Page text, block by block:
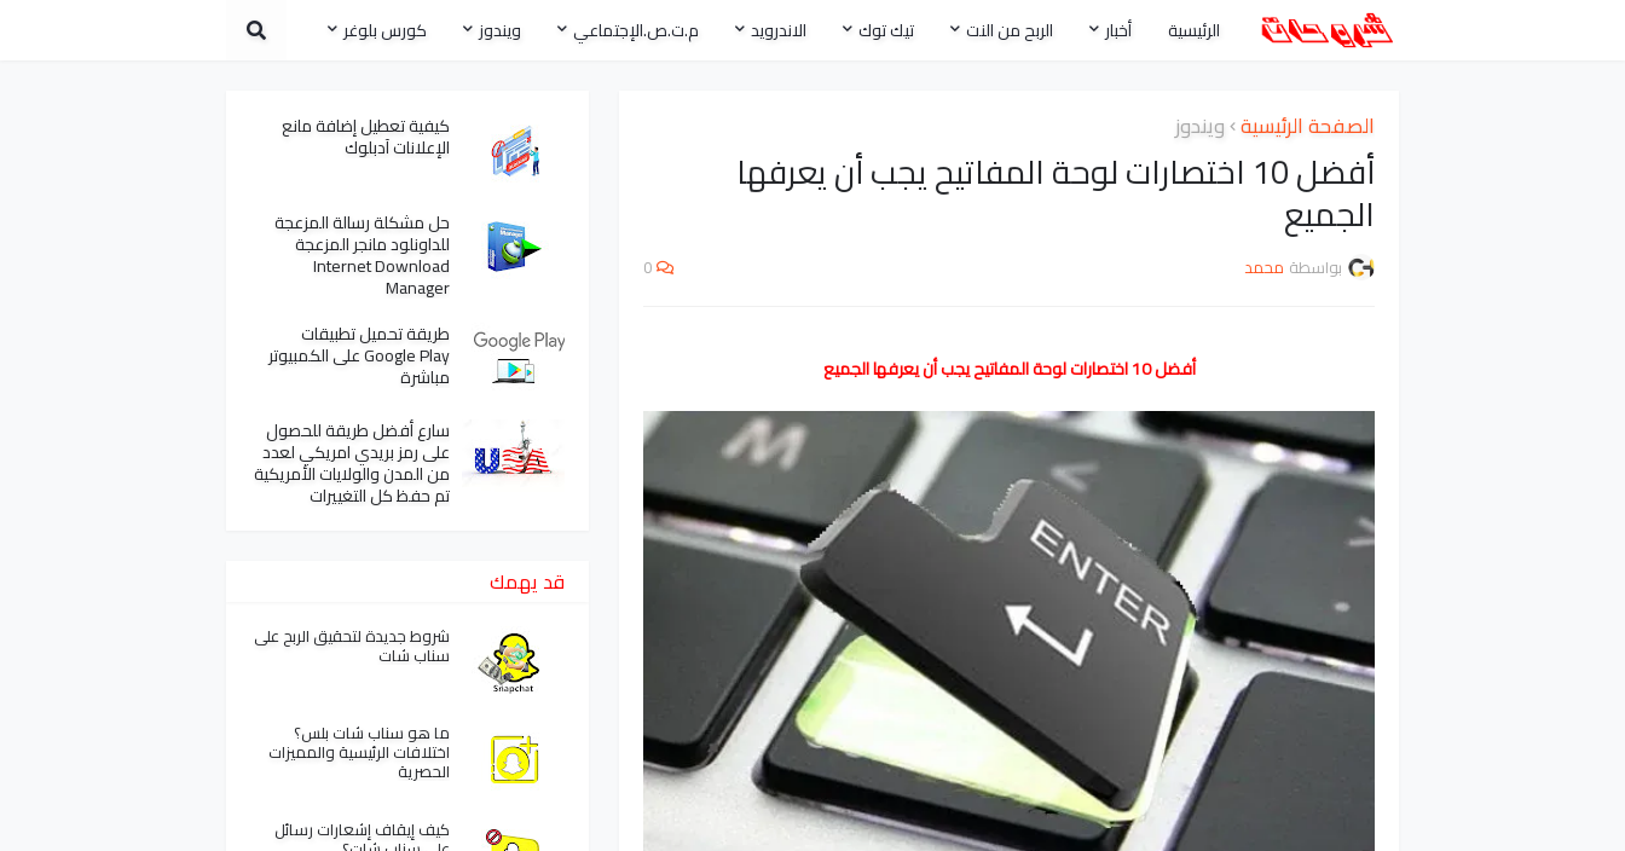
الرئيسية أخبار الربح من النت تيك توك الاندرويد م.ت.ص.الإجتماعي ويندوز كورس بلوغر
الصفحة الرئيسية ويندوز
أفضل 10 اختصارات لوحة المفاتيح يجب أن يعرفها
الجميع
بواسطة محمد 0
أفضل 10 اختصارات لوحة المفاتيح يجب أن يعرفها الجميع
كيفية تعطيل إضافة مانع
الإعلانات آدبلوك
حل مشكلة رسالة المزعجة
للداونلود مانجر المزعجة
Internet Download
Manager
طريقة تحميل تطبيقات
Google Play على الكمبيوتر
مباشرة
سارع أفضل طريقة للحصول
على رمز بريدي امريكي لعدد
من المدن والولايات الأمريكية
تم حفظ كل التغييرات
قد يهمك
شروط جديدة لتحقيق الربح على
سناب شات
ما هو سناب شات بلس؟
اختلافات الرئيسية والمميزات
الحصرية
كيف إيقاف إشعارات رسائل